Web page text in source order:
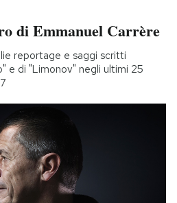
di Emmanuel Carrère
reportage e saggi scritti
e di "Limonov" negli ultimi 25